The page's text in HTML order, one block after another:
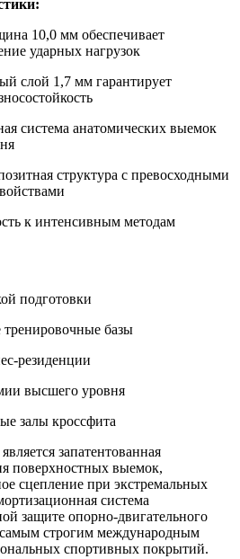
10,0 мм обеспечивает
ударных нагрузок
слой 1,7 мм гарантирует
система анатомических выемок
структура с превосходными
к интенсивным методам
подготовки
базы
резиденции
высшего уровня
залы кроссфита
запатентованная
поверхностных выемок,
сцепление при экстремальных
система
защите опорно-двигательного
самым строгим международным
спортивных покрытий.